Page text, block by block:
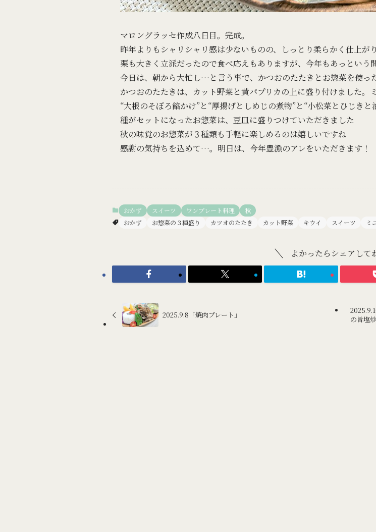
マロングラッセ作成八日目。完成。
昨年よりもシャリシャリ感は少ないものの、しっとり柔らかく仕上が
栗も大きく立派だったので食べ応えもありますが、今年もあっという
今日は、朝から大忙し…と言う事で、かつおのたたきとお惣菜を使っ
かつおのたたきは、カット野菜と黄パプリカの上に盛り付けました。
“大根のそぼろ餡かけ”と“厚揚げとしめじの煮物”と“小松菜とひじき
種がセットになったお惣菜は、豆皿に盛りつけていただきました
秋の味覚のお惣菜が３種類も手軽に楽しめるのは嬉しいですね
感謝の気持ちを込めて…。明日は、今年豊漁のアレをいただきます！
おかず スイーツ ワンプレート料理
秋
おかず
お惣菜の３種盛り カツオのたたき カット野菜 キウイ スイーツ ミ
よかったらシェアして
2025.9.8「焼肉プレート」
の旨塩